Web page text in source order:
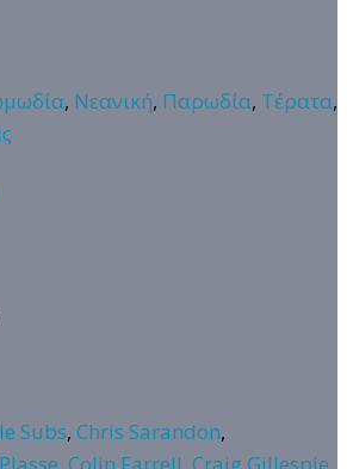
, Νεανική, Παρωδία, Τέρατα,
Subs, Chris Sarandon,